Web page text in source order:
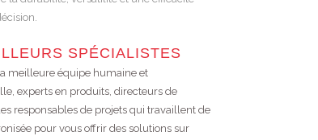
SPÉCIALISTES
meilleure équipe humaine et
experts en produits, directeurs de
responsables de projets qui travaillent de
pour vous offrir des solutions sur